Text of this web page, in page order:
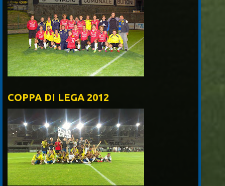
COPPA DI LEGA 2012